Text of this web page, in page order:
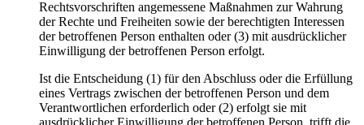
Rechtsvorschriften angemessene Maßnahmen zur Wahrung
der Rechte und Freiheiten sowie der berechtigten Interessen
der betroffenen Person enthalten oder (3) mit ausdrücklicher
Einwilligung der betroffenen Person erfolgt.
Ist die Entscheidung (1) für den Abschluss oder die Erfüllung
eines Vertrags zwischen der betroffenen Person und dem
Verantwortlichen erforderlich oder (2) erfolgt sie mit
ausdrücklicher Einwilligung der betroffenen Person, trifft die